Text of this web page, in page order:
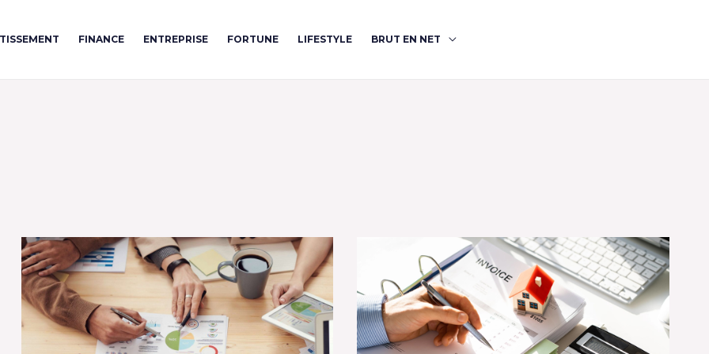
FINANCE ENTREPRISE FORTUNE LIFESTYLE BRUT EN NET